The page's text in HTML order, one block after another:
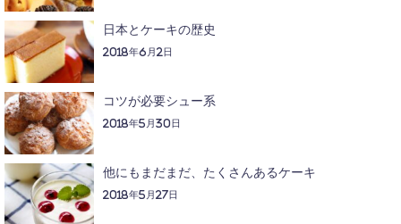
日本とケーキの歴史
2018年6月2日
コツが必要シュー系
2018年5月30日
他にもまだまだ、たくさんあるケーキ
2018年5月27日